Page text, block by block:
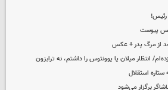
رئیس!
پیوست
از مرگ پدر + عکس
انتظار میلان یا یوونتوس را داشتم، نه ترابزون
استقلال
برگزار می‌شود